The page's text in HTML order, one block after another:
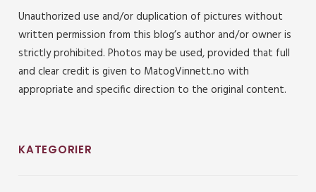
Unauthorized use and/or duplication of pictures without
written permission from this blog’s author and/or owner is
strictly prohibited. Photos may be used, provided that full
and clear credit is given to MatogVinnett.no with
appropriate and specific direction to the original content.
KATEGORIER